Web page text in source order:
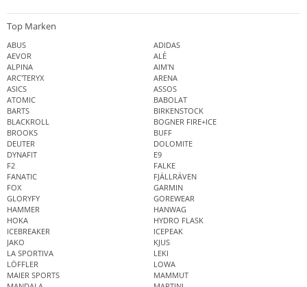
Top Marken
ABUS
ADIDAS
AEVOR
ALÉ
ALPINA
AIM'N
ARC'TERYX
ARENA
ASICS
ASSOS
ATOMIC
BABOLAT
BARTS
BIRKENSTOCK
BLACKROLL
BOGNER FIRE+ICE
BROOKS
BUFF
DEUTER
DOLOMITE
DYNAFIT
E9
F2
FALKE
FANATIC
FJÄLLRÄVEN
FOX
GARMIN
GLORYFY
GOREWEAR
HAMMER
HANWAG
HOKA
HYDRO FLASK
ICEBREAKER
ICEPEAK
JAKO
KJUS
LA SPORTIVA
LEKI
LÖFFLER
LOWA
MAIER SPORTS
MAMMUT